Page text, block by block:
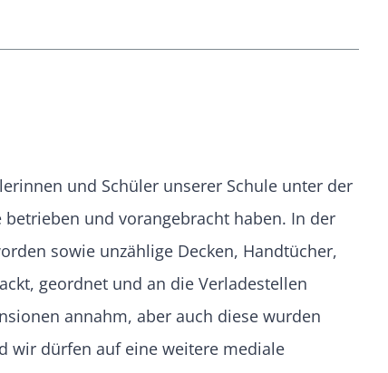
und Schüler unserer Schule unter der
und vorangebracht haben. In der
sowie unzählige Decken, Handtücher,
geordnet und an die Verladestellen
annahm, aber auch diese wurden
wir dürfen auf eine weitere mediale